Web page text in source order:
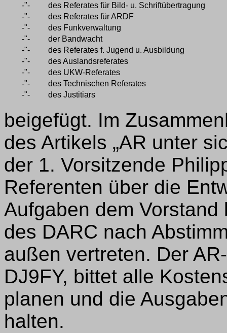
-"-
des Referates für Bild- u. Schriftübertragung
-"-
des Referates für ARDF
-"-
des Funkverwaltung
-"-
der Bandwacht
-"-
des Referates f. Jugend u. Ausbildung
-"-
des Auslandsreferates
-"-
des UKW-Referates
-"-
des Technischen Referates
-"-
des Justitiars
beigefügt. Im
des Artikels „AR unter
der 1. Vorsitzende
Referenten über die
Aufgaben dem
des DARC nach
außen vertreten. Der
DJ9FY, bittet alle
planen und die
halten.